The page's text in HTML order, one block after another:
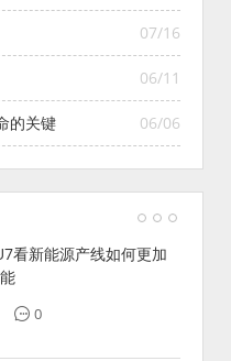
07/16
06/11
06/06
的关键
看新能源产线如何更加
0